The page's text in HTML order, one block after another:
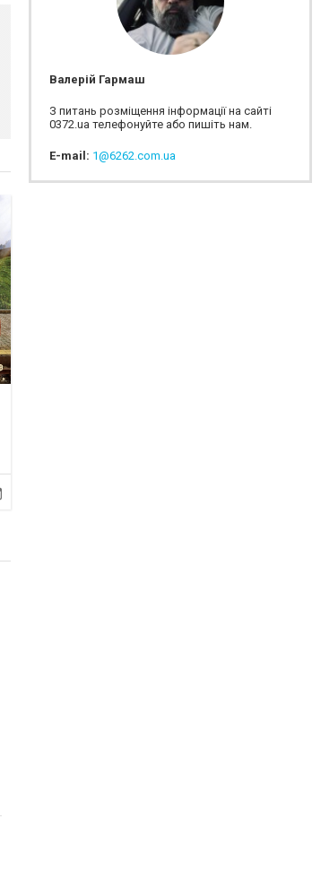
Валерій Гармаш
З питань розміщення інформації на сайті
0372.ua телефонуйте або пишіть нам.
E-mail: 1@6262.com.ua